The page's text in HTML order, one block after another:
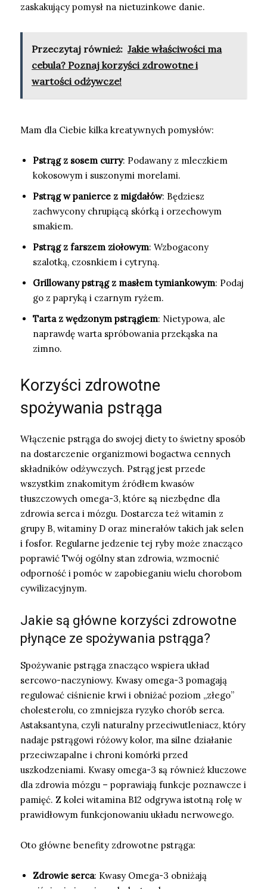
zaskakujący pomysł na nietuzinkowe danie.
Przeczytaj również: Jakie właściwości ma
cebula? Poznaj korzyści zdrowotne i
wartości odżywcze!
Mam dla Ciebie kilka kreatywnych pomysłów:
Pstrąg z sosem curry: Podawany z mleczkiem
kokosowym i suszonymi morelami.
Pstrąg w panierce z migdałów: Będziesz
zachwycony chrupiącą skórką i orzechowym
smakiem.
Pstrąg z farszem ziołowym: Wzbogacony
szalotką, czosnkiem i cytryną.
Grillowany pstrąg z masłem tymiankowym: Podaj
go z papryką i czarnym ryżem.
Tarta z wędzonym pstrągiem: Nietypowa, ale
naprawdę warta spróbowania przekąska na
zimno.
Korzyści zdrowotne
spożywania pstrąga
Włączenie pstrąga do swojej diety to świetny sposób
na dostarczenie organizmowi bogactwa cennych
składników odżywczych. Pstrąg jest przede
wszystkim znakomitym źródłem kwasów
tłuszczowych omega-3, które są niezbędne dla
zdrowia serca i mózgu. Dostarcza też witamin z
grupy B, witaminy D oraz minerałów takich jak selen
i fosfor. Regularne jedzenie tej ryby może znacząco
poprawić Twój ogólny stan zdrowia, wzmocnić
odporność i pomóc w zapobieganiu wielu chorobom
cywilizacyjnym.
Jakie są główne korzyści zdrowotne
płynące ze spożywania pstrąga?
Spożywanie pstrąga znacząco wspiera układ
sercowo-naczyniowy. Kwasy omega-3 pomagają
regulować ciśnienie krwi i obniżać poziom „złego”
cholesterolu, co zmniejsza ryzyko chorób serca.
Astaksantyna, czyli naturalny przeciwutleniacz, który
nadaje pstrągowi różowy kolor, ma silne działanie
przeciwzapalne i chroni komórki przed
uszkodzeniami. Kwasy omega-3 są również kluczowe
dla zdrowia mózgu – poprawiają funkcje poznawcze i
pamięć. Z kolei witamina B12 odgrywa istotną rolę w
prawidłowym funkcjonowaniu układu nerwowego.
Oto główne benefity zdrowotne pstrąga:
Zdrowie serca: Kwasy Omega-3 obniżają